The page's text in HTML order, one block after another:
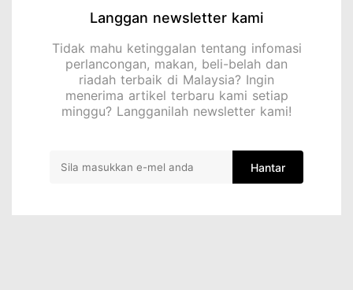
Langgan newsletter kami
Tidak mahu ketinggalan tentang infomasi
perlancongan, makan, beli-belah dan
riadah terbaik di Malaysia? Ingin
menerima artikel terbaru kami setiap
minggu? Langganilah newsletter kami!
Hantar